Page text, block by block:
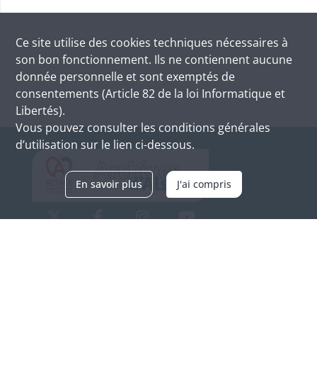
Ce site utilise des cookies techniques nécessaires à
son bon fonctionnement. Ils ne contiennent aucune
donnée personnelle et sont exemptés de
consentements (Article 82 de la loi Informatique et
Libertés).
Vous pouvez consulter les conditions générales
d’utilisation sur le lien ci-dessous.
En savoir plus J'ai compris